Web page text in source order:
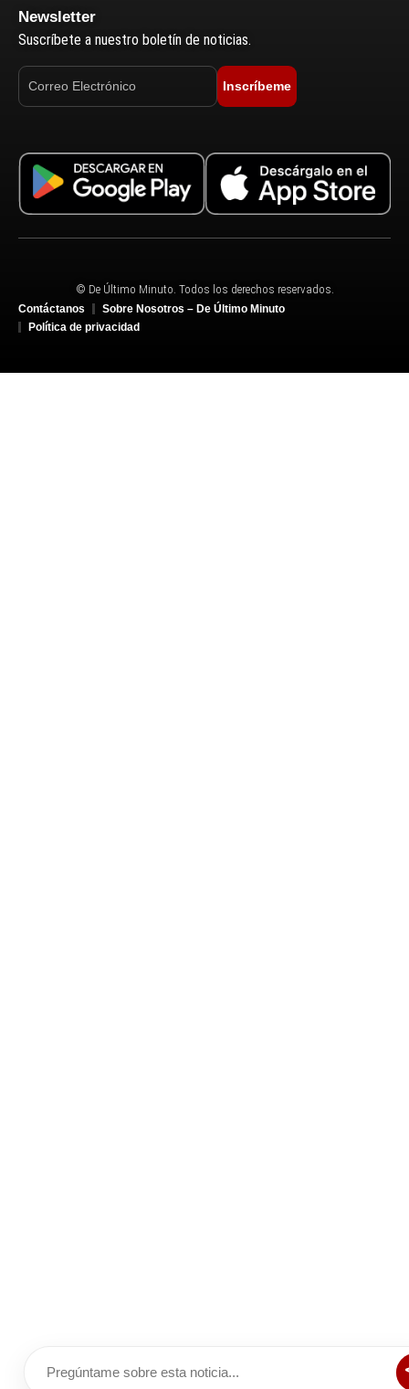
Newsletter
Suscríbete a nuestro boletín de noticias.
Inscríbeme
© De Último Minuto. Todos los derechos reservados.
Contáctanos
Sobre Nosotros – De Último Minuto
Política de privacidad